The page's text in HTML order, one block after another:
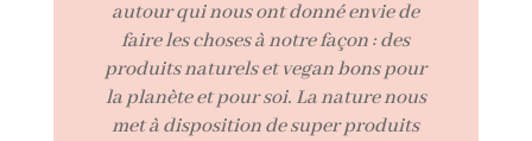
autour qui nous ont donné envie de
faire les choses à notre façon : des
produits naturels et vegan bons pour
la planète et pour soi. La nature nous
met à dispositionde super produits